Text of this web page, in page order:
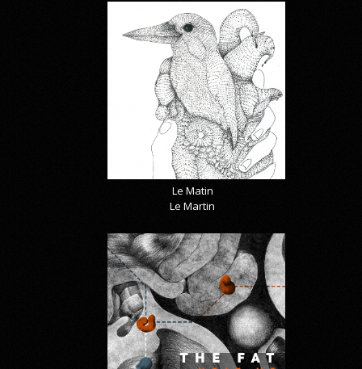
Le Matin
Le Martin